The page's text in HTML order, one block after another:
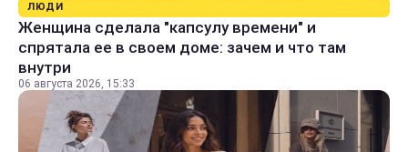
ЛЮДИ
Женщина сделала "капсулу времени" и
спрятала ее в своем доме: зачем и что там
внутри
06 августа 2026, 15:33